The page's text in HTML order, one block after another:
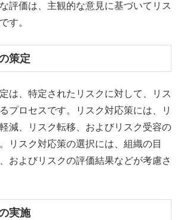
評価は、主観的な意見に基づいてリス
す。
策定
は、特定されたリスクに対して、リス
プロセスです。リスク対応策には、リ
減、リスク転移、およびリスク受容の
リスク対応策の選択には、組織の目
およびリスクの評価結果などが考慮さ
実施